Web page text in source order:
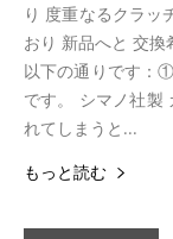
り 度重なるクラッ
おり 新品へと 交
以下の通りです：
です。 シマノ社製
れてしまうと...
もっと読む